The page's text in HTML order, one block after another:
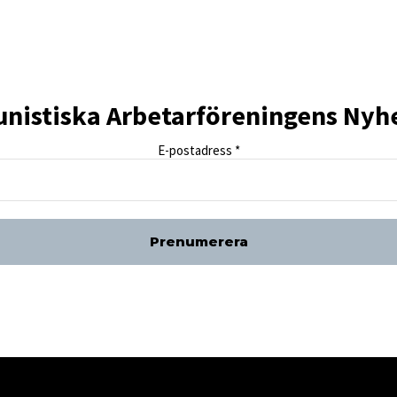
Arbetarföreningens
E-postadress *